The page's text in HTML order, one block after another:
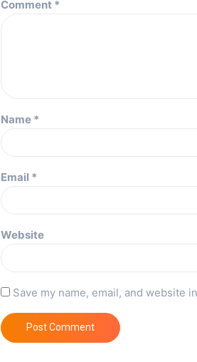
Comment *
Name *
Email *
Website
Save my name, email, and website